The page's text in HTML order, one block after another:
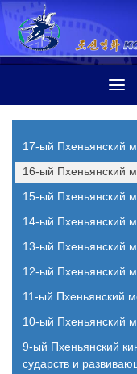
17-ый Пхеньянский
16-ый Пхеньянский
15-ый Пхеньянский
14-ый Пхеньянский
13-ый Пхеньянский
12-ый Пхеньянский
11-ый Пхеньянский
10-ый Пхеньянский
9-ый Пхеньянский
сударств и